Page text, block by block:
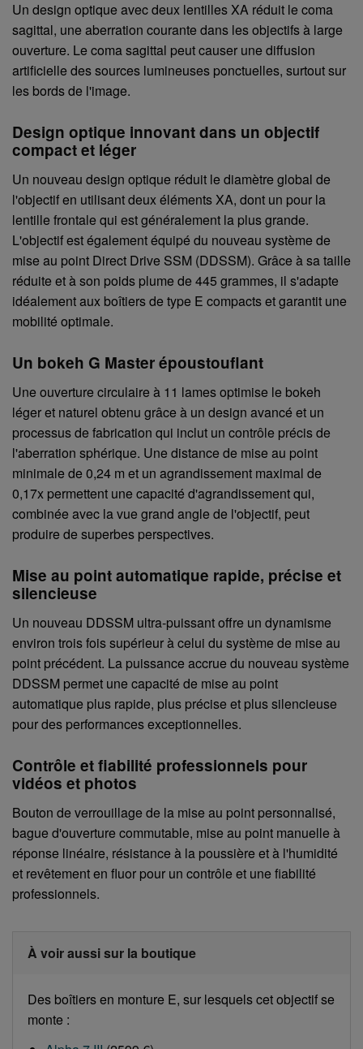
Un design optique avec deux lentilles XA réduit le coma
sagittal, une aberration courante dans les objectifs à large
ouverture. Le coma sagittal peut causer une diffusion
artificielle des sources lumineuses ponctuelles, surtout sur
les bords de l'image.
Design optique innovant dans un objectif
compact et léger
Un nouveau design optique réduit le diamètre global de
l'objectif en utilisant deux éléments XA, dont un pour la
lentille frontale qui est généralement la plus grande.
L'objectif est également équipé du nouveau système de
mise au point Direct Drive SSM (DDSSM). Grâce à sa taille
réduite et à son poids plume de 445 grammes, il s'adapte
idéalement aux boîtiers de type E compacts et garantit une
mobilité optimale.
Un bokeh G Master époustouflant
Une ouverture circulaire à 11 lames optimise le bokeh
léger et naturel obtenu grâce à un design avancé et un
processus de fabrication qui inclut un contrôle précis de
l'aberration sphérique. Une distance de mise au point
minimale de 0,24 m et un agrandissement maximal de
0,17x permettent une capacité d'agrandissement qui,
combinée avec la vue grand angle de l'objectif, peut
produire de superbes perspectives.
Mise au point automatique rapide, précise et
silencieuse
Un nouveau DDSSM ultra-puissant offre un dynamisme
environ trois fois supérieur à celui du système de mise au
point précédent. La puissance accrue du nouveau système
DDSSM permet une capacité de mise au point
automatique plus rapide, plus précise et plus silencieuse
pour des performances exceptionnelles.
Contrôle et fiabilité professionnels pour
vidéos et photos
Bouton de verrouillage de la mise au point personnalisé,
bague d'ouverture commutable, mise au point manuelle à
réponse linéaire, résistance à la poussière et à l'humidité
et revêtement en fluor pour un contrôle et une fiabilité
professionnels.
À voir aussi sur la boutique
Des boîtiers en monture E, sur lesquels cet objectif se
monte :